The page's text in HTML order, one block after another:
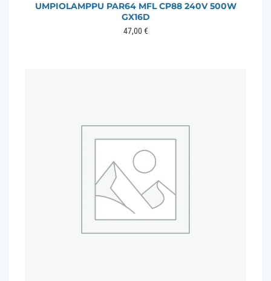
UMPIOLAMPPU PAR64 MFL CP88 240V 500W
GX16D
47,00€